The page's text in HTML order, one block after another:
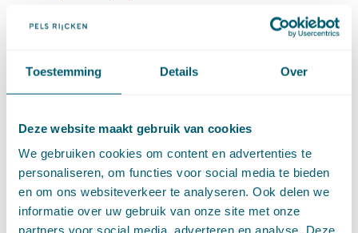
Toestemming Details Over
Deze website maakt gebruik van cookies
We gebruiken cookies om content en advertenties te
personaliseren, om functies voor social media te bieden
en om ons websiteverkeer te analyseren. Ook delen we
informatie over uw gebruik van onze site met onze
partners voor social media, adverteren en analyse. Deze
juli (19)
mei (9)
februari (16)
►
2022 (168)
december (13)
november (18)
oktober (15)
september (12)